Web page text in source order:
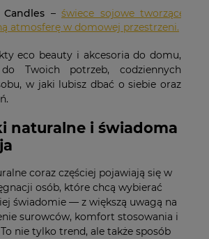
– świece sojowe tworzące
atmosferę w domowej przestrzeni.
eco beauty i akcesoria do domu,
Twoich potrzeb, codziennych
w jaki lubisz dbać o siebie oraz
naturalne i świadoma
coraz częściej pojawiają się w
osób, które chcą wybierać
świadomie — z większą uwagą na
surowców, komfort stosowania i
nie tylko trend, ale także sposób